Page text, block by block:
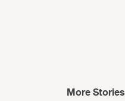
More Stories